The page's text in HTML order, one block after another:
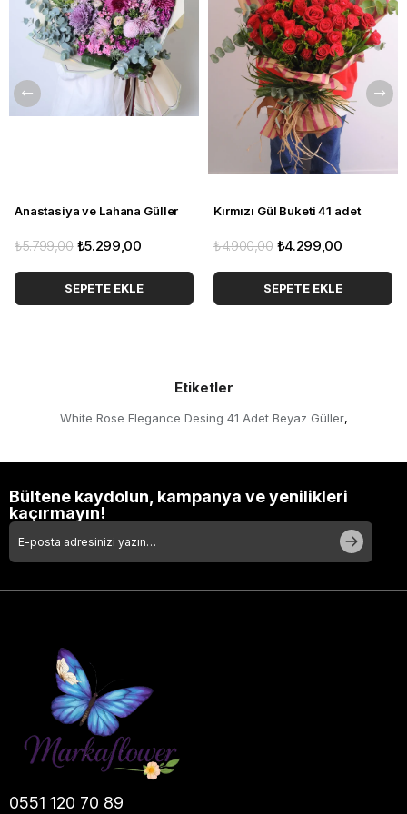
Sade ama etkili bir romantizm isteyenlere
Temiz bir başlangıcı simgelemek isteyenlere
Teşekkür, kutlama veya özür dilemek için
Yeni ev ve yeni iş hediyesi olarak
,yıldönümü
veya özel bir güne
Beyazın sade şıklığını sevenlere mükemmel bir seçimdir.
Anastasiya ve Lahana Güller
₺5.299,00
₺5.799,00
SEPETE EKLE
Kırmızı Gül Buketi 41 adet
₺4.299,00
₺4.900,00
SEPETE EKLE
Etiketler
White Rose Elegance Desing 41 Adet Beyaz Güller,
Bültene kaydolun, kampanya ve yenilikleri
kaçırmayın!
0551 120 70 89